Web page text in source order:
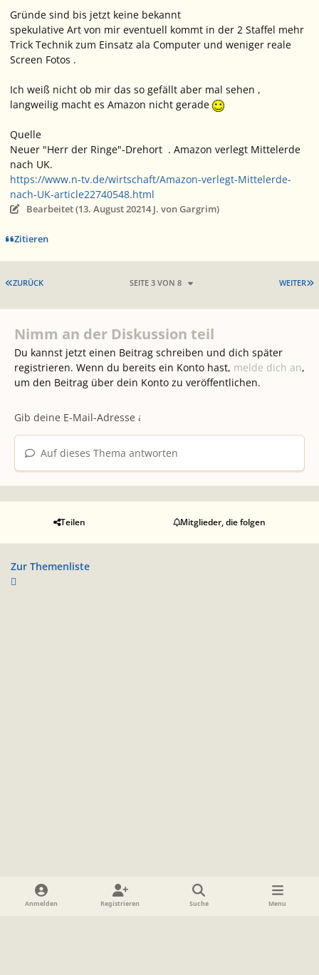
Gründe sind bis jetzt keine bekannt
spekulative Art von mir eventuell kommt in der 2 Staffel mehr
Trick Technik zum Einsatz ala Computer und weniger reale
Screen Fotos .
Ich weiß nicht ob mir das so gefällt aber mal sehen ,
langweilig macht es Amazon nicht gerade
Quelle
Neuer "Herr der Ringe"-Drehort . Amazon verlegt Mittelerde
nach UK.
https://www.n-tv.de/wirtschaft/Amazon-verlegt-Mittelerde-
nach-UK-article22740548.html
Bearbeitet (13. August 20214 J. von Gargrim)
Zitieren
ERSTE SEITE
ZURÜCK WEITER
SEITE 3 VON 8
Nimm an der Diskussion teil
Du kannst jetzt einen Beitrag schreiben und dich später
registrieren. Wenn du bereits ein Konto hast, melde dich an,
um den Beitrag über dein Konto zu veröffentlichen.
Auf dieses Thema antworten
Teilen Mitglieder, die folgen
Zur Themenliste
Heller Modus
Dunkler ModusSystemeinstellung
Anmelden Registrieren Suche Menu